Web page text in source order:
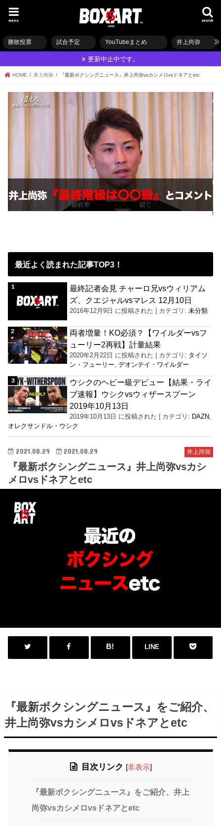
search
menu
勝敗投票 試合予定 YouTubeまとめ 井上尚弥
更新中止中です。
HOME 井上尚弥 『最新ボクシングニュース』井上尚弥vsカシメロvsドネアとetc
最近よく読まれた記事TOP3！
最終記者会見 チャーロ兄vsウィリアム
ズ、クエジャルvsマレス 12月10日
2016年12月9日 に投稿された カテゴリ:未分類
両者増量！KO必須？【ワイルダーvsフ
ューリー2再戦】計量結果
2020年2月22日 に投稿された カテゴリ: タイソ
ン・フューリー,デオンテイ・ワイルダー
ウシクのヘビー級デビュー【結果・ライ
ブ速報】ウシクvsウィザースプーン
2019年10月13日
2019年10月13日 に投稿された | カテゴリ: DAZN
オレクサンドル・ウシク
井上尚弥
2021.08.29 2021.08.29
『最新ボクシングニュース』井上尚弥vsカシ
メロvsドネアとetc
LINE
『最新ボクシングニュース』をご紹介、
井上尚弥vsカシメロvsドネアとetc
目次リンク [非表示]
『最新ボクシングニュース』をご紹介、井上
尚弥vsカシメロvsドネアとetc